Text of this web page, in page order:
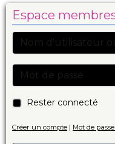
Espace
Rester connecté
Créer un compte | Mot de